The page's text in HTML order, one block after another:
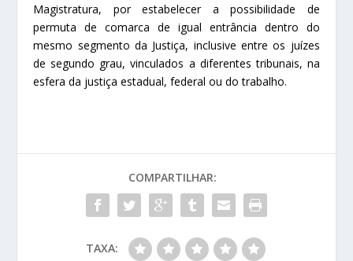
Magistratura, por estabelecer a possibilidade de
permuta de comarca de igual entrância dentro do
mesmo segmento da Justiça, inclusive entre os juízes
de segundo grau, vinculados a diferentes tribunais, na
esfera da justiça estadual, federal ou do trabalho.
COMPARTILHAR:
TAXA: